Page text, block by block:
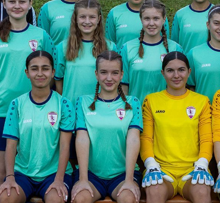
Sportschule
Breitenfussball
Frauenfussball
Nationale
Wettbewerbe